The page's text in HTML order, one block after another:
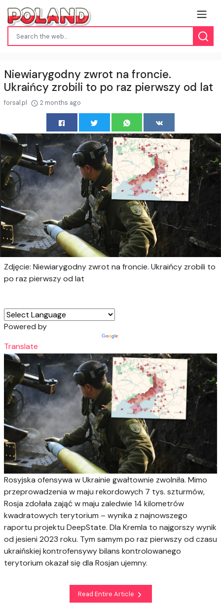
Niewiarygodny zwrot na froncie.
Ukraińcy zrobili to po raz pierwszy od lat
forsal.pl 2 months ago
Zdjęcie: Niewiarygodny zwrot na froncie. Ukraińcy zrobili to
po raz pierwszy od lat
Powered by
Translate
Rosyjska ofensywa w Ukrainie gwałtownie zwolniła. Mimo
przeprowadzenia w maju rekordowych 7 tys. szturmów,
Rosja zdołała zająć w maju zaledwie 14 kilometrów
kwadratowych terytorium – wynika z najnowszego
raportu projektu DeepState. Dla Kremla to najgorszy wynik
od jesieni 2023 roku. Tym samym po raz pierwszy od czasu
ukraińskiej kontrofensywy bilans kontrolowanego
terytorium okazał się dla Rosjan ujemny.
Read Entire Article